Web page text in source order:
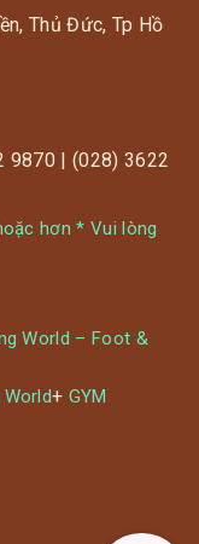
Thủ Đức, Tp Hồ
9870 | (028) 3622
hơn * Vui lòng
World – Foot &
+ GYM